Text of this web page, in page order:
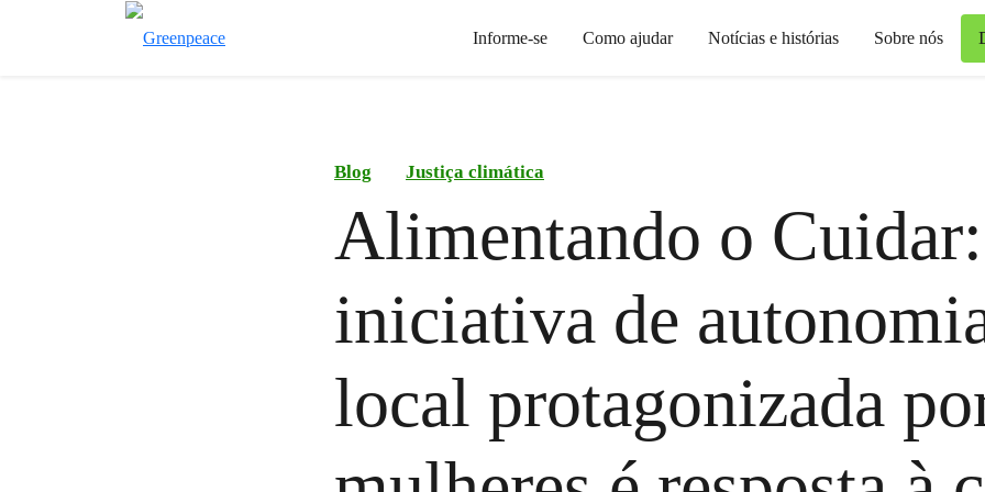
Informe-se Como ajudar Notícias e histórias Sobre nós
Blog Justiça climática
Alimentando o Cuidar:
iniciativa de
local protagonizada